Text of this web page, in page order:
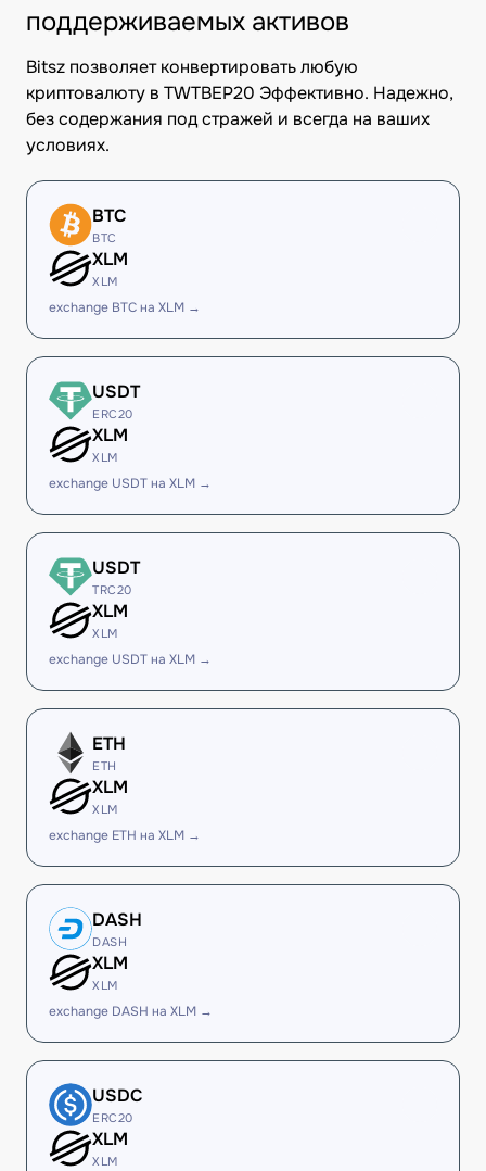
поддерживаемых активов
Bitsz позволяет конвертировать любую
криптовалюту в TWTBEP20 Эффективно. Надежно,
без содержания под стражей и всегда на ваших
условиях.
BTC
BTC
XLM
XLM
exchange BTC на XLM →
USDT
ERC20
XLM
XLM
exchange USDT на XLM →
USDT
TRC20
XLM
XLM
exchange USDT на XLM →
ETH
ETH
XLM
XLM
exchange ETH на XLM →
DASH
DASH
XLM
XLM
exchange DASH на XLM →
USDC
ERC20
XLM
XLM